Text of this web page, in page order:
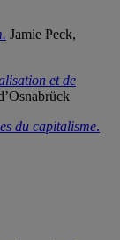
Jamie Peck,
et de
du capitalisme.